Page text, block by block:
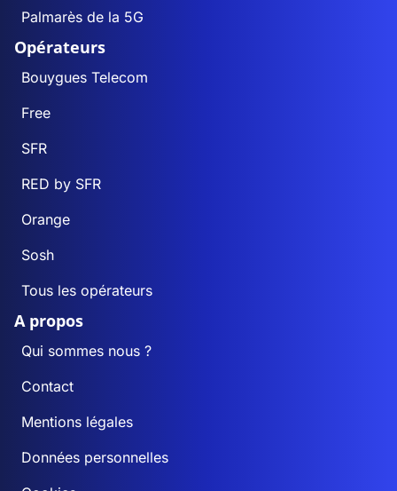
Palmarès de la 5G
Opérateurs
Bouygues Telecom
Free
SFR
RED by SFR
Orange
Sosh
Tous les opérateurs
A propos
Qui sommes nous ?
Contact
Mentions légales
Données personnelles